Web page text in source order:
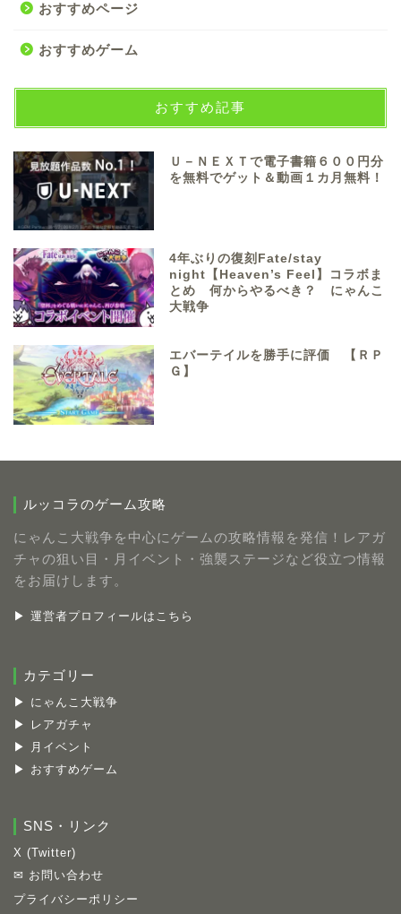
おすすめページ
おすすめゲーム
おすすめ記事
Ｕ－ＮＥＸＴで電子書籍６００円分
を無料でゲット＆動画１カ月無料！
4年ぶりの復刻Fate/stay
night【Heaven’s Feel】コラボま
とめ 何からやるべき？ にゃんこ
大戦争
エバーテイルを勝手に評価 【ＲＰ
Ｇ】
ルッコラのゲーム攻略
にゃんこ大戦争を中心にゲームの攻略情報を発信！レアガ
チャの狙い目・月イベント・強襲ステージなど役立つ情報
をお届けします。
▶ 運営者プロフィールはこちら
カテゴリー
▶ にゃんこ大戦争
▶ レアガチャ
▶ 月イベント
▶ おすすめゲーム
SNS・リンク
X (Twitter)
✉ お問い合わせ
プライバシーポリシー